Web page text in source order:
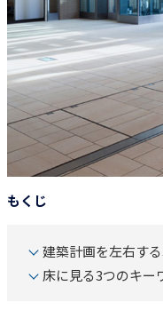
もくじ
建築計画を左右す
床に見る3つのキー